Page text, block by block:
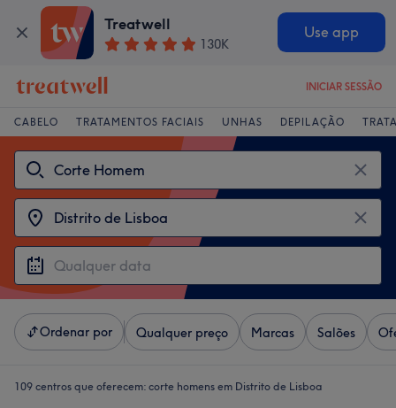
Treatwell
130K
Use app
INICIAR SESSÃO
CABELO TRATAMENTOS FACIAIS UNHAS DEPILAÇÃO
Ordenar por Qualquer preço Marcas Salões
109 centros que oferecem: corte homens em Distrito de Lisboa